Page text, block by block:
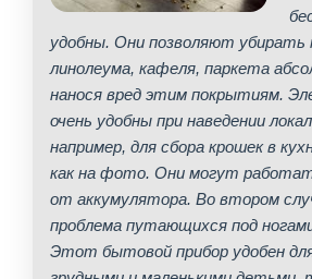
удобны. Они позволяют убирать
линолеума, кафеля, паркета
нанося вред этим покрытиям.
очень удобны при наведении
например, для сбора крошек в
как на фото. Они могут
от аккумулятора. Во втором
проблема путающихся под
Этот бытовой прибор удобен